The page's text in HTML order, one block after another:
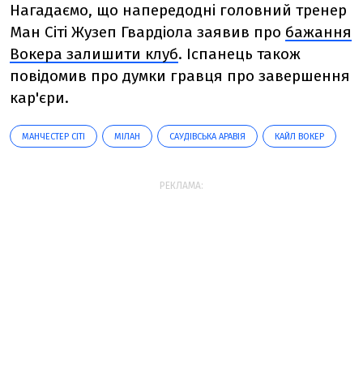
Нагадаємо, що напередодні головний тренер
Ман Сіті Жузеп Гвардіола заявив про бажання
Вокера залишити клуб. Іспанець також
повідомив про думки гравця про завершення
кар'єри.
МАНЧЕСТЕР СІТІ МІЛАН САУДІВСЬКА АРАВІЯ КАЙЛ ВОКЕР
РЕКЛАМА: